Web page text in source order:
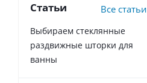
Статьи Все статьи
Выбираем стеклянные
раздвижные шторки для
ванны